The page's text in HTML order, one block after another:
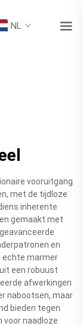
NL
vooruitgang
met de tijdloze
inherente
gemaakt met
en
echte marmer
een robuust
afwerkingen
nabootsen, maar
bieden tegen
voor naadloze